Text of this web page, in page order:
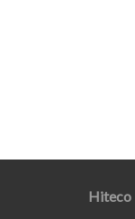
Hiteco